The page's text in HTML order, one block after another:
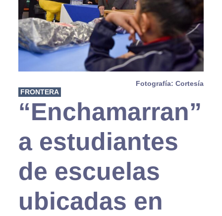
Fotografía: Cortesía
FRONTERA
“Enchamarran”
a estudiantes
de escuelas
ubicadas en